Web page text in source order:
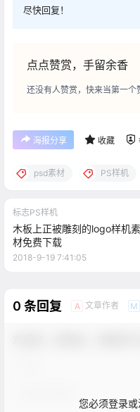
尽快回复！
点点赞赏，手留余香
还没有人赞赏，快来当第一个
海报分享 收藏
psd素材 PS样机
标志PS样机
木板上正被雕刻的logo样机素
材免费下载
2018-9-19 7:41:05
0 条回复 A 文章作者 M
您必须登录